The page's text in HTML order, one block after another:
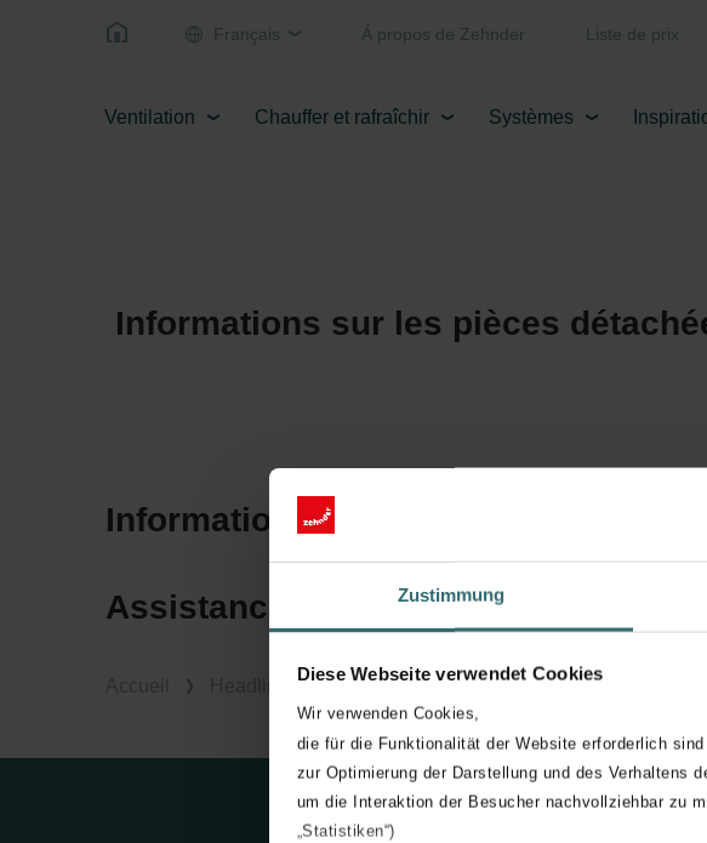
Zustimmung
Diese Webseite verwendet Cookies
Wir verwenden Cookies,
die für die Funktionalität der Website erforderlich sind
zur Optimierung der Darstellung und des Verhaltens
um die Interaktion der Besucher nachvollziehbar zu
„Statistiken“)
Français Á propos de Zehnder Liste de prix
Ventilation Chauffer et rafraîchir Systèmes
Informations sur les pièces
Informations produits
Assistance technique